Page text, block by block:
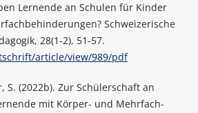
Lernende an Schulen für Kinder
Schweizerische
28(1-2), 51-57.
article/view/989/pdf
S. (2022b). Zur Schülerschaft an
mit Körper- und Mehrfach-